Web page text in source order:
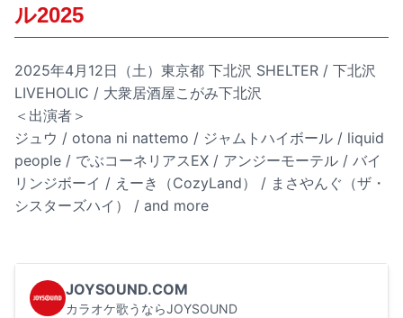
ル2025
2025年4月12日（土）東京都 下北沢 SHELTER / 下北沢
LIVEHOLIC / 大衆居酒屋こがみ下北沢
＜出演者＞
ジュウ / otona ni nattemo / ジャムトハイボール / liquid
people / でぶコーネリアスEX / アンジーモーテル / バイ
リンジボーイ / えーき（CozyLand） / まさやんぐ（ザ・
シスターズハイ） / and more
JOYSOUND.COM
カラオケ歌うならJOYSOUND